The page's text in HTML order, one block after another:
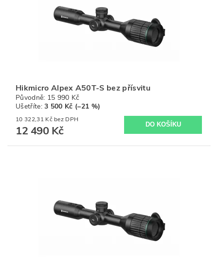
Hikmicro Alpex A50T-S bez přísvitu
Původně: 15 990 Kč
Ušetříte:3 500 Kč (–21 %)
10 322,31 Kč bez DPH
12 490 Kč